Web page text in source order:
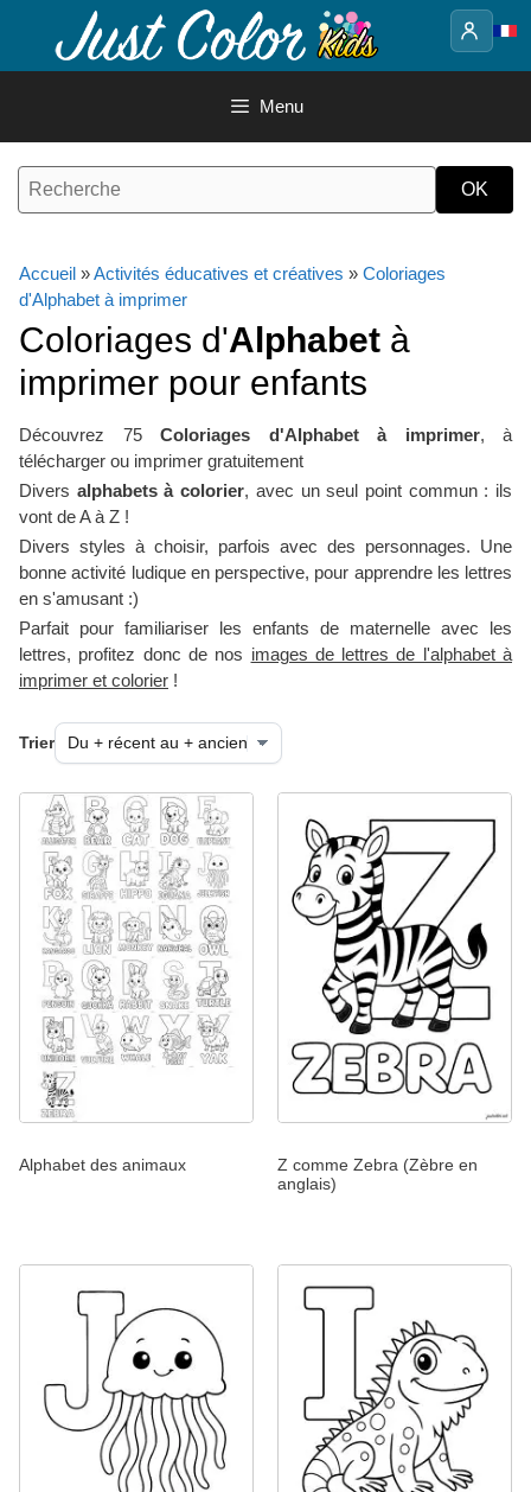
contenu
Menu
Accueil »Activités éducatives et créatives » Coloriages
d'Alphabet à imprimer
Coloriages d'Alphabet à
imprimer pour enfants
Découvrez 75 Coloriages d'Alphabet à imprimer, à
télécharger ou imprimer gratuitement
Divers alphabets à colorier, avec un seul point commun : ils
vont de A à Z !
Divers styles à choisir, parfois avec des personnages. Une
bonne activité ludique en perspective, pour apprendre les lettres
en s'amusant :)
Parfait pour familiariser les enfants de maternelle avec les
lettres, profitez donc de nos images de lettres de l'alphabet à
imprimer et colorier !
Trier
Alphabet des animaux
Z comme Zebra (Zèbre en
anglais)